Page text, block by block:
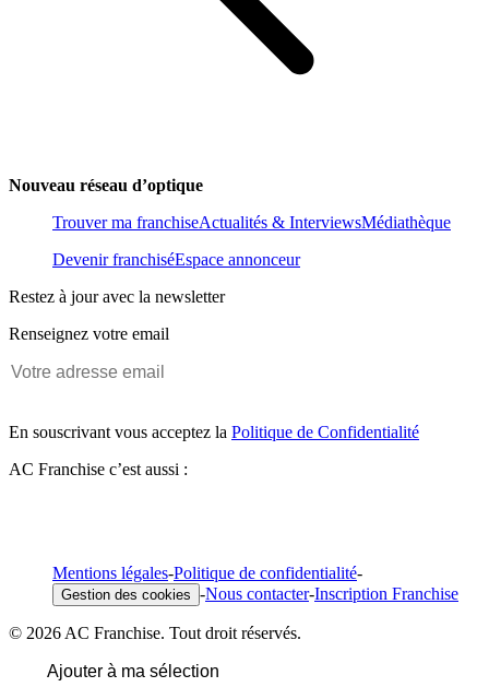
Nouveau réseau d’optique
Trouver ma franchiseActualités & InterviewsMédiathèque
Devenir franchiséEspace annonceur
Restez à jour avec la newsletter
Renseignez votre email
En souscrivant vous acceptez la Politique de Confidentialité
AC Franchise c’est aussi :
Mentions légales-Politique de confidentialité-
Gestion des cookies -Nous contacter-Inscription Franchise
© 2026 AC Franchise. Tout droit réservés.
Ajouter à ma sélection